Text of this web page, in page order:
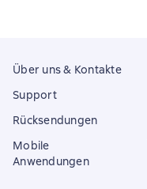
Über uns & Kontakte
Support
Rücksendungen
Mobile
Anwendungen